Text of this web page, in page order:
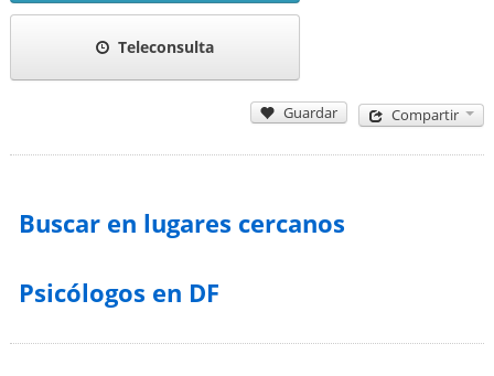
Teleconsulta
Guardar Compartir
Buscar en lugares cercanos
Psicólogos en DF